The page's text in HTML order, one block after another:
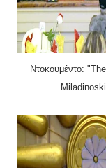
Ντοκουμέντο: